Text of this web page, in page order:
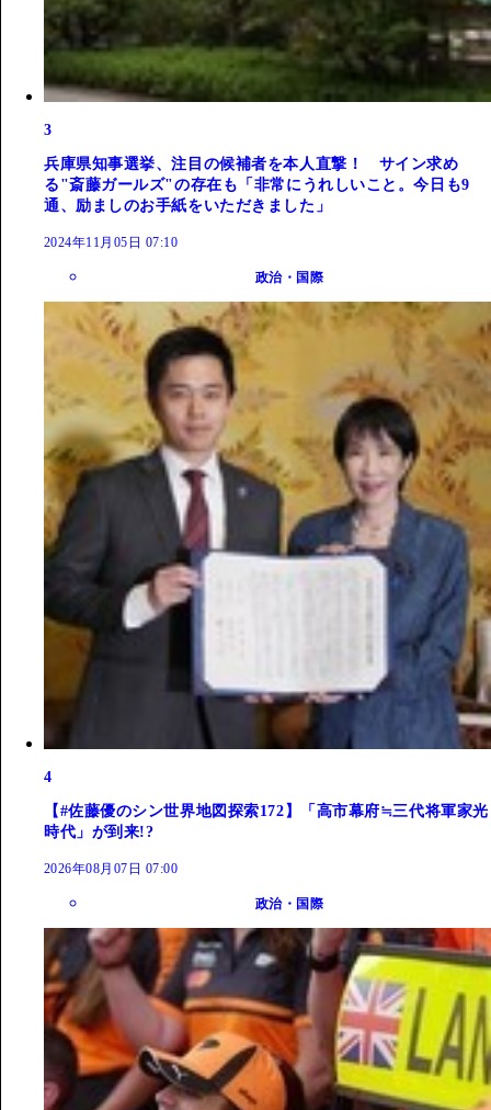
3
兵庫県知事選挙、注目の候補者を本人直撃！ サイン求め
る"斎藤ガールズ"の存在も「非常にうれしいこと。今日も9
通、励ましのお手紙をいただきました」
2024年11月05日 07:10
政治・国際
4
【#佐藤優のシン世界地図探索172】「高市幕府≒三代将軍家光
時代」が到来!?
2026年08月07日 07:00
政治・国際